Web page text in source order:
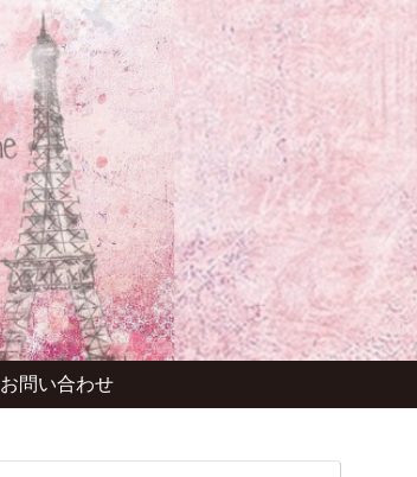
お問い合わせ